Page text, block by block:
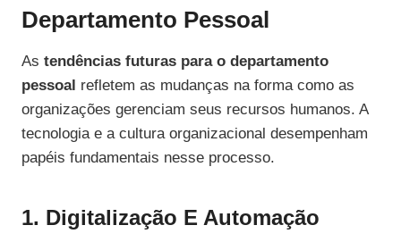
Departamento Pessoal
As tendências futuras para o departamento
pessoal refletem as mudanças na forma como as
organizações gerenciam seus recursos humanos. A
tecnologia e a cultura organizacional desempenham
papéis fundamentais nesse processo.
1. Digitalização E Automação